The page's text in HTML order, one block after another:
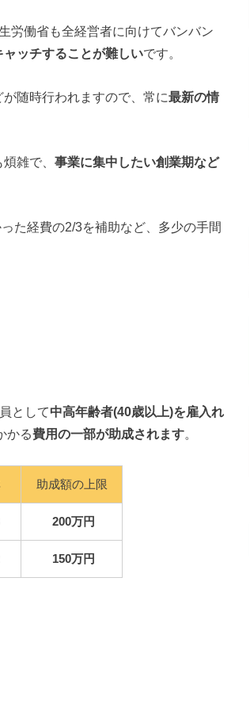
労働省も全経営者に向けてバンバン
ャッチすることが難しいです。
随時行われますので、常に最新の情
雑で、 事業に集中したい創業期など
た経費の2/3を補助など、多少の手間
として中高年齢者(40歳以上)を雇入れ
かる費用の一部が助成されます。
助成額の上限
200万円
150万円